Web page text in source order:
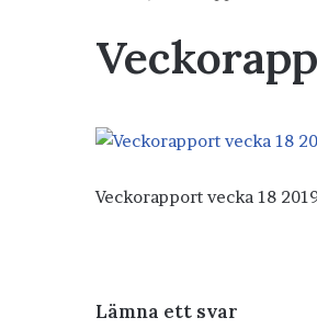
Veckorapport vecka 18
Lämna ett svar